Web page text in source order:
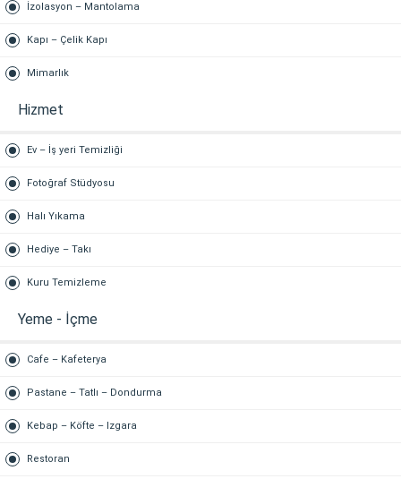
İzolasyon – Mantolama
Kapı – Çelik Kapı
Mimarlık
Hizmet
Ev – İş yeri Temizliği
Fotoğraf Stüdyosu
Halı Yıkama
Hediye – Takı
Kuru Temizleme
Yeme - İçme
Cafe – Kafeterya
Pastane – Tatlı – Dondurma
Kebap – Köfte – Izgara
Restoran